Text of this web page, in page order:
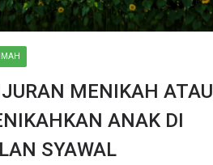
MENIKAH ATAU
ANAK DI
SYAWAL